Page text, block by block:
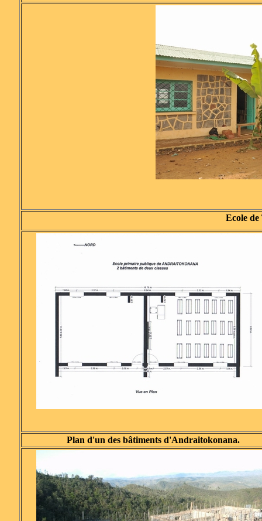
Ecole
Plan d'un des bâtiments d'Andraitokonana.